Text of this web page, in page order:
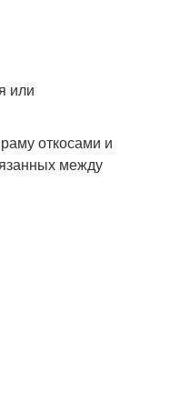
или
откосами и
между